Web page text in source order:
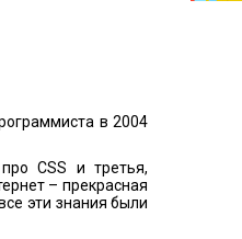
в 2004
CSS и третья,
– прекрасная
эти знания были